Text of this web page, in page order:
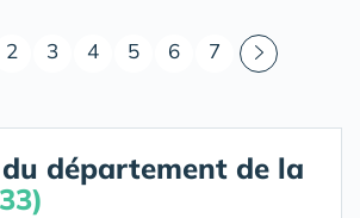
2 3 4 5 6 7
département de la